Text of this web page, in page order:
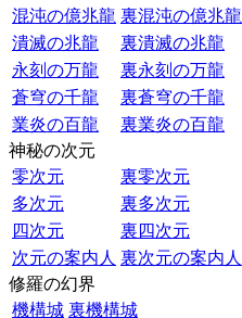
混沌の億兆龍 裏混沌の億兆龍
潰滅の兆龍
裏潰滅の兆龍
永刻の万龍
裏永刻の万龍
蒼穹の千龍
裏蒼穹の千龍
業炎の百龍
裏業炎の百龍
神秘の次元
零次元
裏零次元
多次元
裏多次元
四次元
裏四次元
次元の案内人 裏次元の案内人
修羅の幻界
機構城 裏機構城